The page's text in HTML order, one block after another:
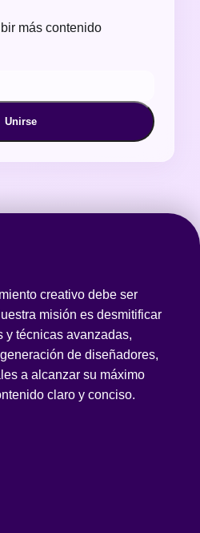
más contenido
Unirse
creativo debe ser
misión es desmitificar
y técnicas avanzadas,
de diseñadores,
a alcanzar su máximo
claro y conciso.